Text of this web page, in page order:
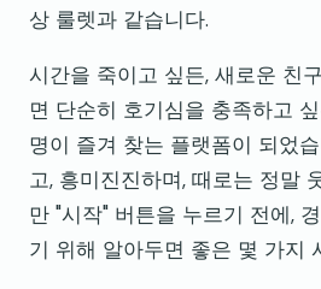
상 룰렛과 같습니다.
시간을 죽이고 싶든, 새로운 친
면 단순히 호기심을 충족하고
명이 즐겨 찾는 플랫폼이 되었
고, 흥미진진하며, 때로는 정말
만 "시작" 버튼을 누르기 전에,
기 위해 알아두면 좋은 몇 가지